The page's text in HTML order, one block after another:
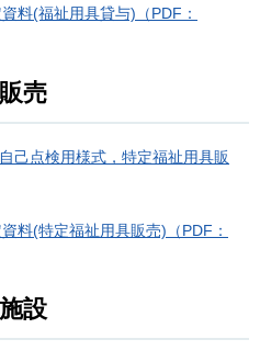
料(福祉用具貸与)（PDF：
売
己点検用様式，特定福祉用具販
料(特定福祉用具販売)（PDF：
設